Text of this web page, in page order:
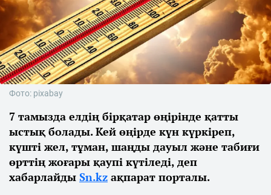
Фото: pixabay
7 тамызда елдің бірқатар өңірінде қатты
ыстық болады. Кей өңірде күн күркіреп,
күшті жел, тұман, шаңды дауыл және табиғи
өрттің жоғары қаупі күтіледі, деп
хабарлайды Sn.kz ақпарат порталы.